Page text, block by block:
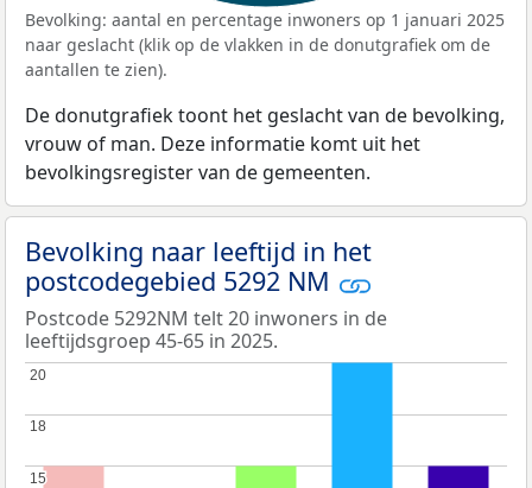
Bevolking: aantal en percentage inwoners op 1 januari 2025
naar geslacht (klik op de vlakken in de donutgrafiek om de
aantallen te zien).
De donutgrafiek toont het geslacht van de bevolking,
vrouw of man. Deze informatie komt uit het
bevolkingsregister van de gemeenten.
Bevolking naar leeftijd in het
postcodegebied 5292 NM
Postcode 5292NM telt 20 inwoners in de
leeftijdsgroep 45-65 in 2025.
15
15
18
18
20
20